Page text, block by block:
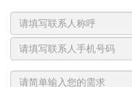
这也是“
系
电
话
号